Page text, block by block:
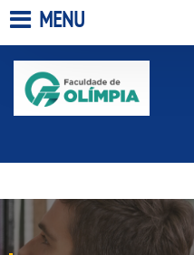
HOME
MENU